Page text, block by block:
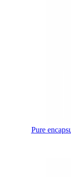
Pure